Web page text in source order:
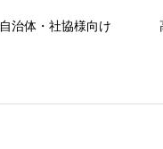
自治体・社協様向け